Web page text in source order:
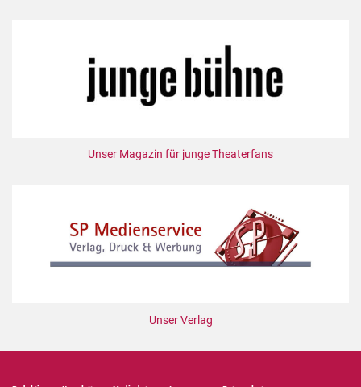
Unser Magazin für junge Theaterfans
Unser Verlag